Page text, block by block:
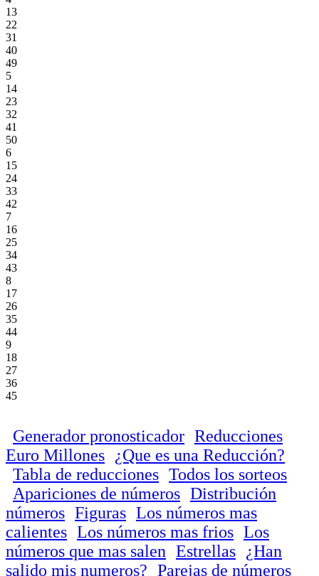
13
22
31
40
49
5
14
23
32
41
50
6
15
24
33
42
7
16
25
34
43
8
17
26
35
44
9
18
27
36
45
Generador pronosticador Reducciones
Euro Millones
¿Que es una Reducción?
Tabla de reducciones Todos los sorteos
Apariciones de números Distribución
números Figuras Los números mas
calientes Los números mas frios Los
números que mas salen Estrellas
¿Han
salido mis numeros? Parejas de números